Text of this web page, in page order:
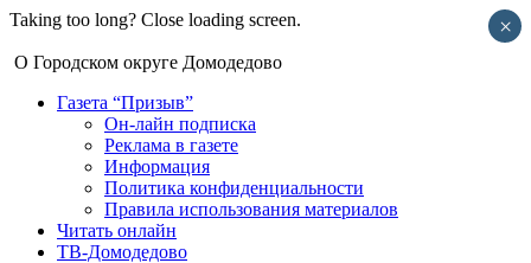
Taking too long? Close loading screen.
О Городском округе Домодедово
Газета “Призыв”
Он-лайн подписка
Реклама в газете
Информация
Политика конфиденциальности
Правила использования материалов
Читать онлайн
ТВ-Домодедово
×